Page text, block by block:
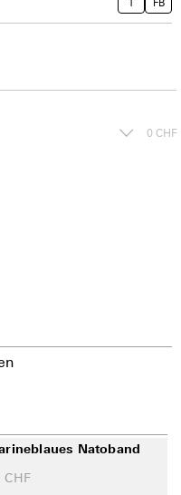
0 CHF
Natoband
CHF